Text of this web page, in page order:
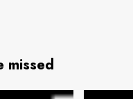
missed